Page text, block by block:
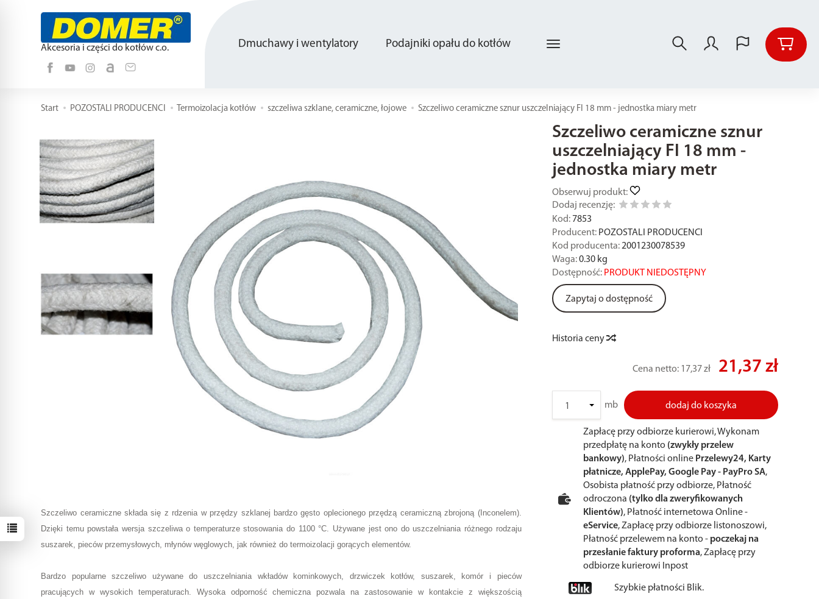
Akcesoria i części do kotłów c.o. Dmuchawy i wentylatory Podajniki opału do kotłów
Start POZOSTALI PRODUCENCI Termoizolacja kotłów szczeliwa szklane, ceramiczne, łojowe Szczeliwo ceramiczne sznur uszczelniający FI 18 mm - jednostka miary metr
Szczeliwo ceramiczne sznur
uszczelniający FI 18 mm -
jednostka miary metr
Obserwuj produkt:
Dodaj recenzję:
Kod: 7853
Producent: POZOSTALI PRODUCENCI
Kod producenta:2001230078539
Waga:0.30 kg
Dostępność: PRODUKT NIEDOSTĘPNY
Zapytaj o dostępność
Historia ceny
Cena netto: 17,37 zł 21,37 zł
mb dodaj do koszyka
Zapłacę przy odbiorze kurierowi, Wykonam
przedpłatę na konto (zwykły przelew
bankowy), Płatności online Przelewy24, Karty
płatnicze, ApplePay, Google Pay - PayPro SA,
Osobista płatność przy odbiorze, Płatność
odroczona (tylko dla zweryfikowanych
Klientów), Płatność internetowa Online -
eService, Zapłacę przy odbiorze listonoszowi,
Płatność przelewem na konto - poczekaj na
przesłanie faktury proforma, Zapłacę przy
odbiorze kurierowi Inpost
Szybkie płatności Blik.
Szczeliwo ceramiczne składa się z rdzenia w przędzy szklanej bardzo gęsto oplecionego przędzą ceramiczną zbrojoną (Inconelem).
Dzięki temu powstała wersja szczeliwa o temperaturze stosowania do 1100 °C. Używane jest ono do uszczelniania różnego rodzaju
suszarek, pieców przemysłowych, młynów węglowych, jak również do termoizolacji gorących elementów.
Bardzo popularne szczeliwo używane do uszczelniania wkładów kominkowych, drzwiczek kotłów, suszarek, komór i pieców
pracujących w wysokich temperaturach. Wysoka odporność chemiczna pozwala na zastosowanie w kontakcie z większością